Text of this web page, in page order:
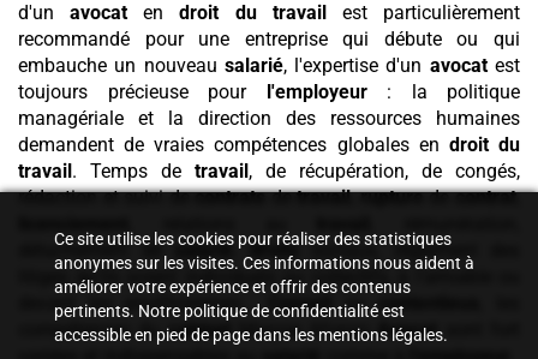
d'unavocat endroit du travail
est particulièrement
recommandé pour une entreprise qui débute ou qui
embauche un nouveau salarié, l'expertise d'un avocatest
toujours précieuse pour
l'employeur: la politique
managériale et la direction des ressources humaines
demandent de vraies compétences globales en droit du
travail . Temps de travail , de récupération, de congés,
rédaction et suivi decontratsdetravail,rupturedecontrat,
détachement de salarié,droitssociaux, règlement des
litiges qu'ils soient individuels ou collectifs, à l'amiable ou
devant les prud'hommes…Conseilou contentieux
compétences ducabinetMaryse AfonsoAvocatsont fort
Ce site utilise les cookies pour réaliser des statistiques
anonymes sur les visites. Ces informations nous aident à
améliorer votre expérience et offrir des contenus
pertinents. Notre politique de confidentialité est
accessible en pied de page dans les mentions légales.